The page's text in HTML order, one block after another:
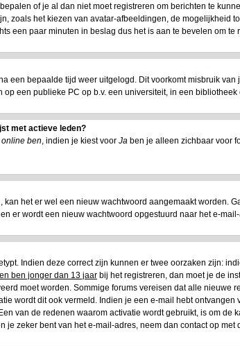
of je al dan niet moet registreren om berichten te
zoals het kiezen van avatar-afbeeldingen, de mogelijkheid
een paar minuten in beslag dus het is aan te bevelen om te
een bepaalde tijd weer uitgelogd. Dit voorkomt misbruik
een publieke PC op b.v. een universiteit, in een bibliotheek
met actieve leden?
ben, indien je kiest voor Ja ben je alleen zichbaar voor
het er wel een nieuw wachtwoord aangemaakt worden.
er wordt een nieuw wachtwoord opgestuurd naar het e-
Indien deze correct zijn kunnen er twee oorzaken zijn:
ben jonger dan 13 jaar bij het registreren, dan moet je de
moet worden. Sommige forums vereisen dat alle nieuwe
wordt dit ook vermeld. Indien je een e-mail hebt
van de redenen waarom activatie wordt gebruikt, is om de
zeker bent van het e-mail-adres, neem dan contact op met